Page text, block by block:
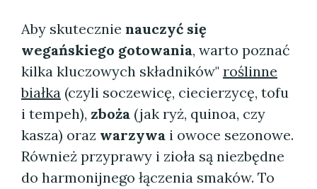
Aby skutecznie nauczyć się
wegańskiego gotowania, warto poznać
kilka kluczowych składników" roślinne
białka (czyli soczewicę, ciecierzycę, tofu
i tempeh), zboża (jak ryż, quinoa, czy
kasza) oraz warzywa i owoce sezonowe.
Również przyprawy i zioła są niezbędne
do harmonijnego łączenia smaków. To